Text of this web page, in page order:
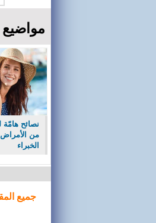
نصائح
من
الخبراء
جميع